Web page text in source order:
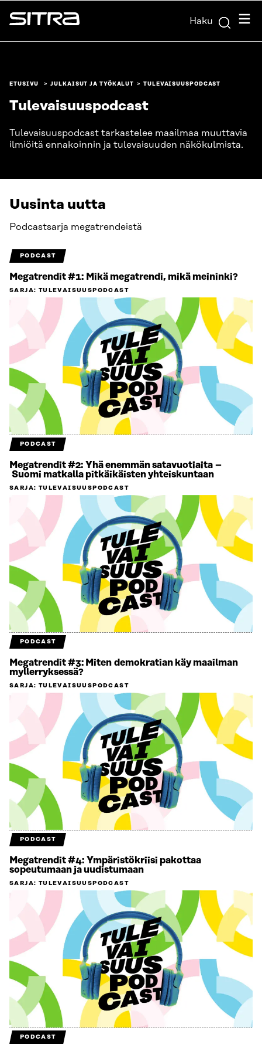
Siirry
suoraan
Sitra Haku
ETUSIVU JULKAISUT JA TYÖKALUT TULEVAISUUSPODCAST
Tulevaisuuspodcast
Tulevaisuuspodcast tarkastelee maailmaa muuttavia
ilmiöitä ennakoinnin ja tulevaisuuden näkökulmista.
Uusinta uutta
Podcastsarja megatrendeistä
PODCAST
Megatrendit #1: Mikä megatrendi, mikä meininki?
SARJA: TULEVAISUUSPODCAST
PODCAST
Megatrendit #2: Yhä enemmän satavuotiaita –
Suomi matkalla pitkäikäisten yhteiskuntaan
SARJA: TULEVAISUUSPODCAST
PODCAST
Megatrendit #3: Miten demokratian käy maailman
myllerryksessä?
SARJA: TULEVAISUUSPODCAST
PODCAST
Megatrendit #4: Ympäristökriisi pakottaa
sopeutumaan ja uudistumaan
SARJA: TULEVAISUUSPODCAST
PODCAST